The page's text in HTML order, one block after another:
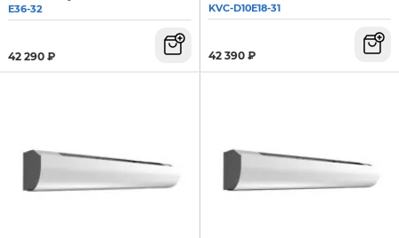
E36-32
42 290 ₽
KVC-D10E18-31
42 390 ₽